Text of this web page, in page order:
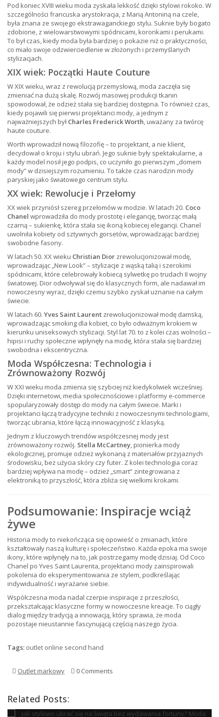
Pod koniec XVIII wieku moda zyskała lekkość dzięki stylowi rokoko. W
szczególności francuska arystokracja, z Marią Antoniną na czele,
była znana ze swojego ekstrawaganckiego stylu. Suknie były bogato
zdobione, z wielowarstwowymi spódnicami, koronkami i perukami.
To był czas, kiedy moda była bardziej o pokazie niż o praktyczności,
co miało swoje odzwierciedlenie w złożonych i przemyślanych
stylizacjach.
XIX wiek: Początki Haute Couture
W XIX wieku, wraz z rewolucją przemysłową, moda zaczęła się
zmieniać na dużą skalę. Rozwój masowej produkcji tkanin
spowodował, że odzież stała się bardziej dostępna. To również czas,
kiedy pojawili się pierwsi projektanci mody, a jednym z
najważniejszych byłCharles Frederick Worth, uważany za twórcę
haute couture.
Worth wprowadził nową filozofię – to projektant, a nie klient,
decydował o kroju i stylu ubrań. Jego suknie były spektakularne, a
każdy model nosił jego podpis, co uczyniło go pierwszym „domem
mody” w dzisiejszym rozumieniu. To także czas narodzin mody
paryskiej jako światowego centrum stylu.
XX wiek: Rewolucje i Przełomy
XX wiek przyniósł szereg przełomów w modzie. W latach 20. Coco
Chanel wprowadziła do mody prostotę i elegancję, tworząc małą
czarną – sukienkę, która stała się ikoną kobiecej elegancji. Chanel
uwolniła kobiety od sztywnych gorsetów, wprowadzając bardziej
swobodne fasony.
W latach 50. XX wieku Christian Dior zrewolucjonizował modę,
wprowadzając „New Look” – stylizacje z wąską talią i szerokimi
spódnicami, które celebrowały kobiecą sylwetkę po trudach II wojny
światowej. Dior odwoływał się do klasycznych form, ale nadawał im
nowoczesny wyraz, dzięki czemu szybko zyskał uznanie na całym
świecie.
W latach 60. Yves Saint Laurent zrewolucjonizował modę damską,
wprowadzając smoking dla kobiet, co było odważnym krokiem w
kierunku uniseksowych stylizacji. Styl lat 70. to z kolei czas wolności –
hipisi i ruchy społeczne wpłynęły na modę, która stała się bardziej
swobodna i ekscentryczna.
Moda Współczesna: Technologia i
Zrównoważony Rozwój
W XXI wieku moda zmienia się szybciej niż kiedykolwiek wcześniej.
Dzięki internetowi, media społecznościowe i platformy e-commerce
spopularyzowały dostęp do mody na całym świecie. Marki i
projektanci łączą tradycyjne techniki z nowoczesnymi technologiami,
tworząc ubrania, które łączą innowacyjność z klasyką.
Jednym z kluczowych trendów współczesnej mody jest
zrównoważony rozwój. Stella McCartney, pionierka mody
ekologicznej, promuje odzież wykonaną z materiałów przyjaznych
środowisku, bez użycia skóry czy futer. Z kolei technologia coraz
bardziej wpływa na modę – odzież „smart” zintegrowana z
elektroniką to przyszłość, która zbliża się wielkimi krokami.
Podsumowanie: Inspiracje wciąż
żywe
Historia mody to niekończąca się opowieść o zmianach, które
kształtowały naszą kulturę i społeczeństwo. Każda epoka ma swoje
ikony, które wpłynęły na to, jak postrzegamy modę dzisiaj. Od Coco
Chanel po Yves Saint Laurenta, projektanci mody zainspirowali
pokolenia do eksperymentowania ze stylem, podkreślając
indywidualność i wyrażanie siebie.
Współczesna moda nadal czerpie inspiracje z przeszłości,
przekształcając klasyczne formy w nowoczesne kreacje. To ciągły
dialog między tradycją a innowacją, który sprawia, że moda
pozostaje nieustannie fascynującą częścią naszego życia.
Tags: outlet online second hand
Outlet markowy 0 Comments
Related Posts: